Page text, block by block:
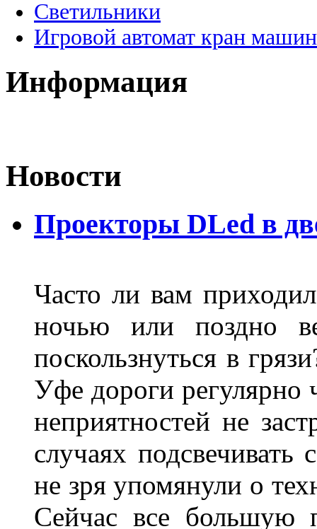
Светильники
Игровой автомат кран
Информация
Новости
Проекторы DLed в
Часто ли вам
ночью или поздно
поскользнуться в
Уфе дороги регулярно
неприятностей не
случаях
не зря упомянули о
Сейчас все большую